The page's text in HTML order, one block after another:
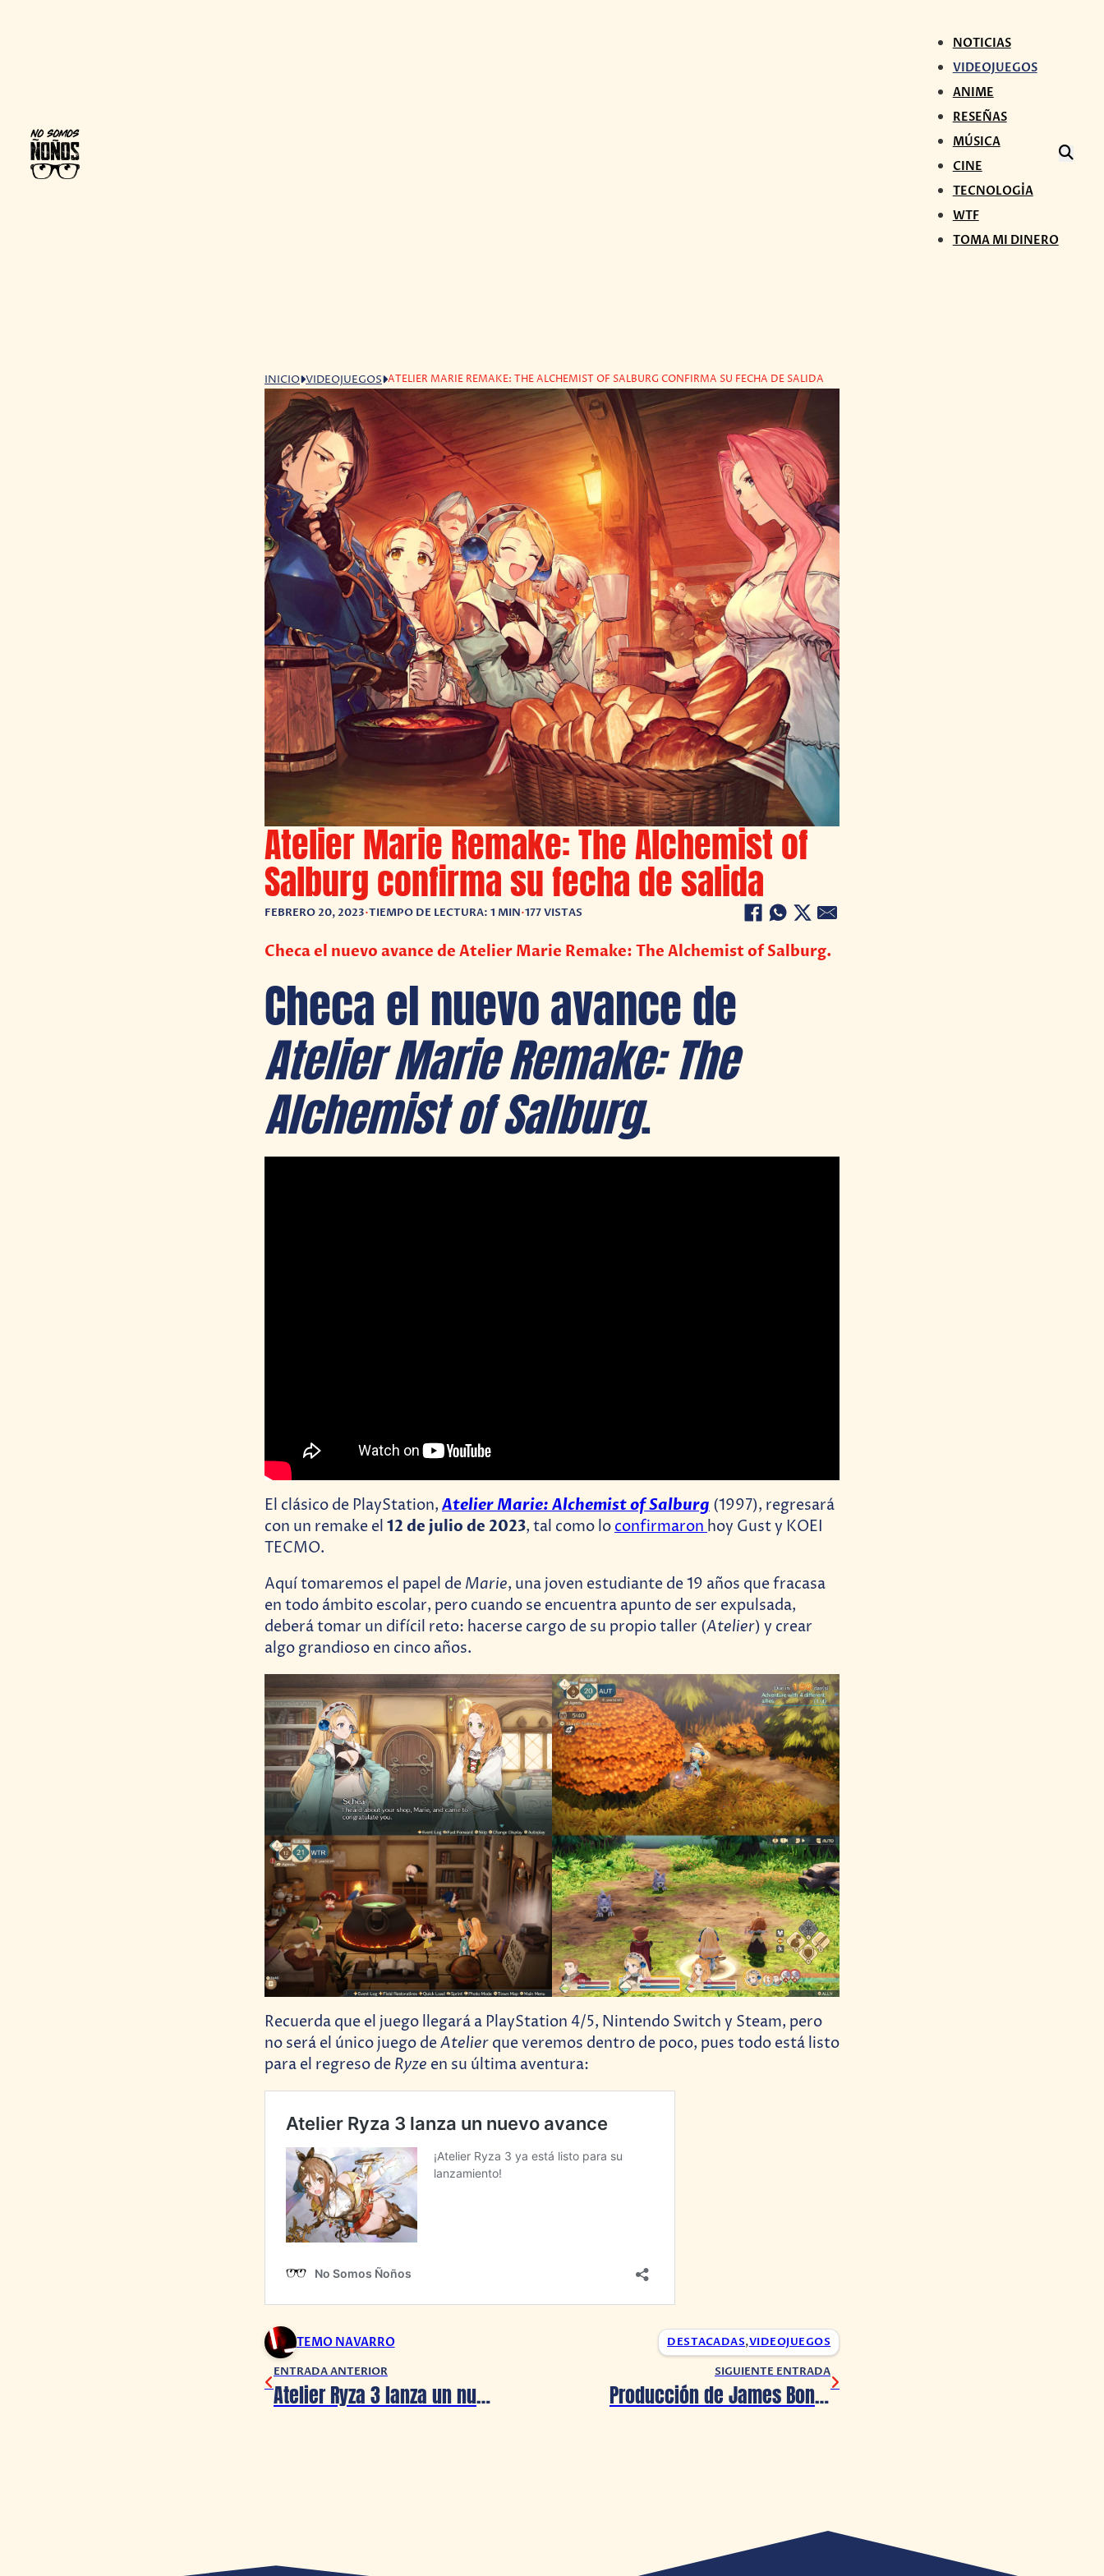
NOTICIAS
VIDEOJUEGOS
ANIME
RESEÑAS
MÚSICA
CINE
TECNOLOGÍA
WTF
TOMA MI DINERO
INICIO VIDEOJUEGOS ATELIER MARIE REMAKE: THE ALCHEMIST OF SALBURG CONFIRMA SU FECHA DE SALIDA
Atelier Marie Remake: The Alchemist of
Salburg confirma su fecha de salida
FEBRERO 20, 2023•TIEMPO DE LECTURA: 1 MIN•177 VISTAS
Checa el nuevo avance de Atelier Marie Remake: The Alchemist of Salburg.
Checa el nuevo avance de
Atelier Marie Remake: The
Alchemist of Salburg.
El clásico de PlayStation, Atelier Marie: Alchemist of Salburg (1997), regresará
con un remake el 12 de julio de 2023, tal como lo confirmaron hoy Gust y KOEI
TECMO.
Aquí tomaremos el papel de Marie, una joven estudiante de 19 años que fracasa
en todo ámbito escolar, pero cuando se encuentra apunto de ser expulsada,
deberá tomar un difícil reto: hacerse cargo de su propio taller (Atelier) y crear
algo grandioso en cinco años.
Recuerda que el juego llegará a PlayStation 4/5, Nintendo Switch y Steam, pero
no será el único juego deAtelier que veremos dentro de poco, pues todo está listo
para el regreso de Ryze en su última aventura:
TEMO NAVARRO DESTACADAS,VIDEOJUEGOS
ENTRADA ANTERIOR
Atelier Ryza 3 lanza un nuevo avance
SIGUIENTE ENTRADA
Producción de James Bond da malas noticias sobre el nuevo protagonista